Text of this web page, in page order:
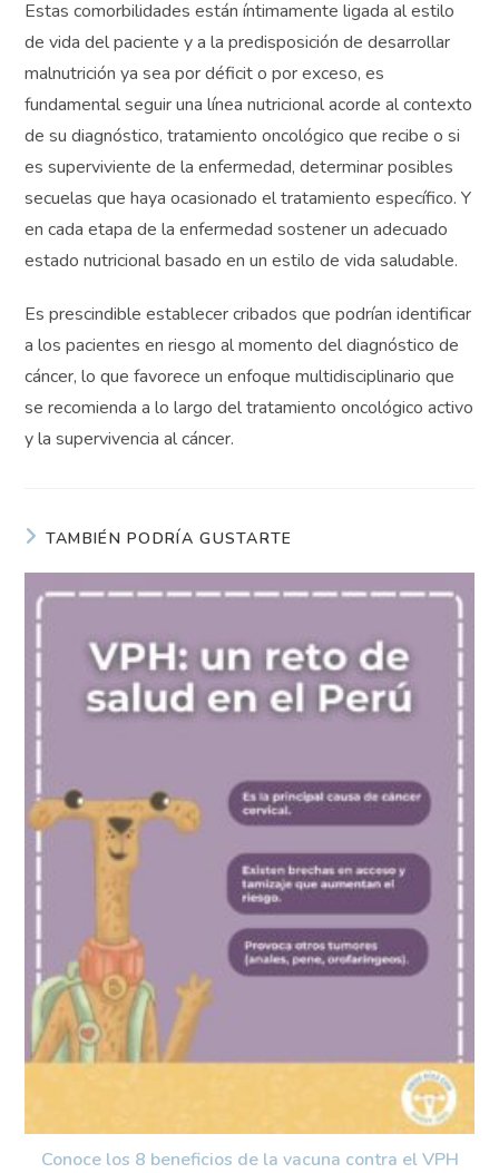
Estas comorbilidades están íntimamente ligada al estilo
de vida del paciente y a la predisposición de desarrollar
malnutrición ya sea por déficit o por exceso, es
fundamental seguir una línea nutricional acorde al contexto
de su diagnóstico, tratamiento oncológico que recibe o si
es superviviente de la enfermedad, determinar posibles
secuelas que haya ocasionado el tratamiento específico. Y
en cada etapa de la enfermedad sostener un adecuado
estado nutricional basado en un estilo de vida saludable.
Es prescindible establecer cribados que podrían identificar
a los pacientes en riesgo al momento del diagnóstico de
cáncer, lo que favorece un enfoque multidisciplinario que
se recomienda a lo largo del tratamiento oncológico activo
y la supervivencia al cáncer.
TAMBIÉN PODRÍA GUSTARTE
Conoce los 8 beneficios de la vacuna contra el VPH